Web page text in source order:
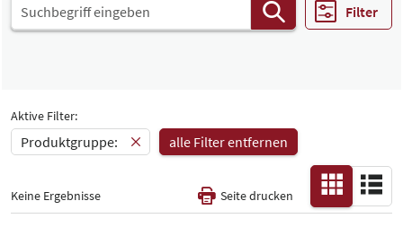
Filter
Aktive Filter:
Produktgruppe: alle Filter entfernen
Keine Ergebnisse Seite drucken